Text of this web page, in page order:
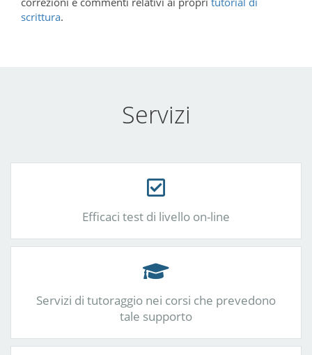
scrittura.
Servizi
Efficaci test di livello on-line
Servizi di tutoraggio nei corsi che prevedono
tale supporto